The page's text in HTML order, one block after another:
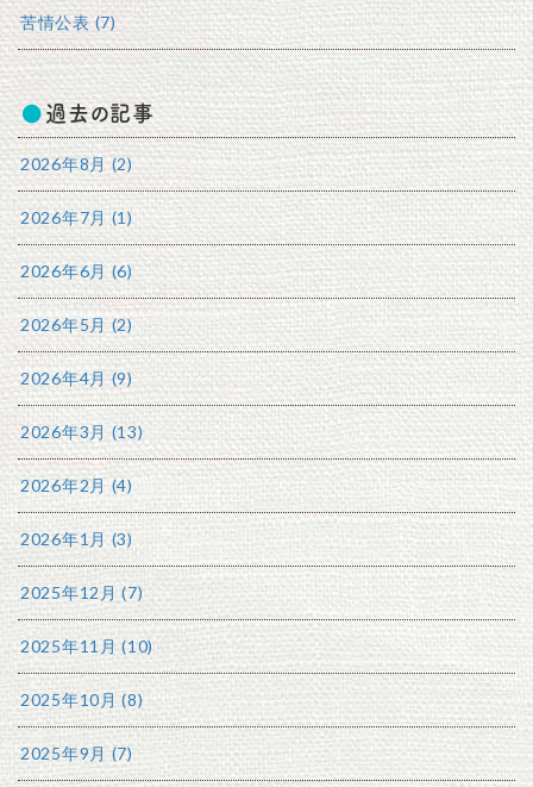
苦情公表 (7)
過去の記事
2026年8月 (2)
2026年7月 (1)
2026年6月 (6)
2026年5月 (2)
2026年4月 (9)
2026年3月 (13)
2026年2月 (4)
2026年1月 (3)
2025年12月 (7)
2025年11月 (10)
2025年10月 (8)
2025年9月 (7)